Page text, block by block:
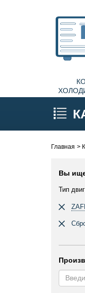
Главная
Вы
Тип